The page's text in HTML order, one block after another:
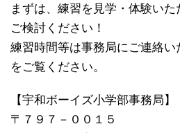
まずは、練習を見学・体験い
ご検討ください！
練習時間等は事務局にご連絡
をご覧ください。
【宇和ボーイズ小学部事務局】
〒７９７－００１５